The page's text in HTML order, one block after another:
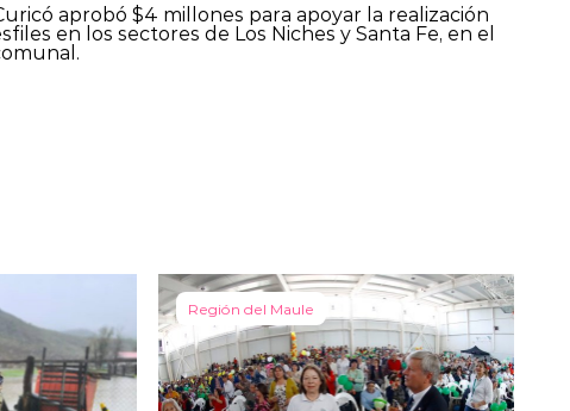
aprobó $4 millones para apoyar la realización
en los sectores de Los Niches y Santa Fe, en el
Región del Maule